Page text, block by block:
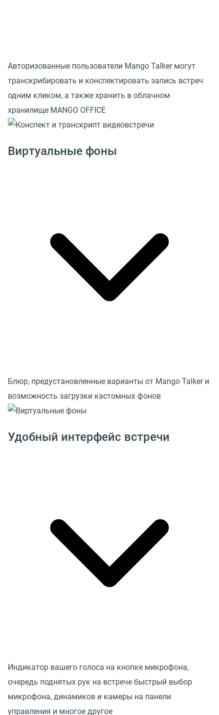
Авторизованные пользователи Mango Talker могут
транскрибировать и конспектировать запись встреч
одним кликом, а также хранить в облачном
хранилище MANGO OFFICE
Виртуальные фоны
Блюр, предустановленные варианты от Mango Talker и
возможность загрузки кастомных фонов
Удобный интерфейс встречи
Индикатор вашего голоса на кнопке микрофона,
очередь поднятых рук на встрече быстрый выбор
микрофона, динамиков и камеры на панели
управления и многое другое